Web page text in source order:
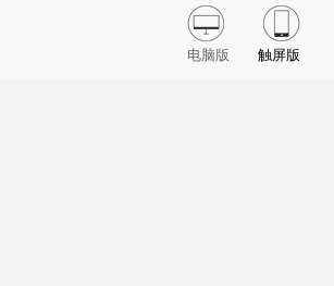
电脑版 触屏版